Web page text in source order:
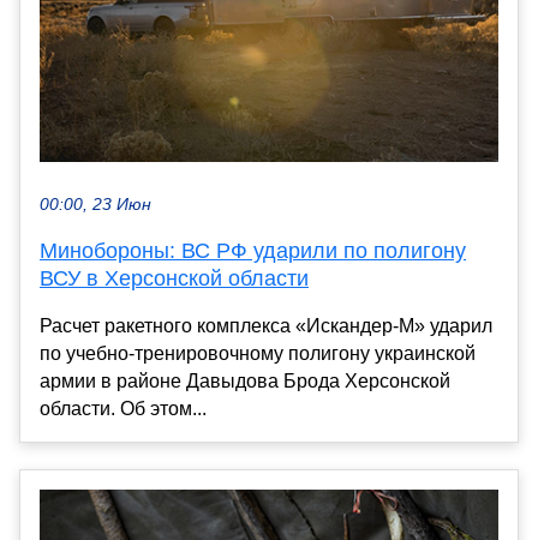
00:00, 23 Июн
Минобороны: ВС РФ ударили по полигону
ВСУ в Херсонской области
Расчет ракетного комплекса «Искандер-М» ударил
по учебно-тренировочному полигону украинской
армии в районе Давыдова Брода Херсонской
области. Об этом...